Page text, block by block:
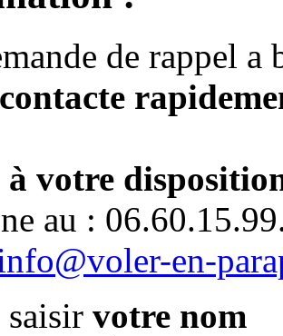
de rappel a
à votre
au :
en-
votre nom